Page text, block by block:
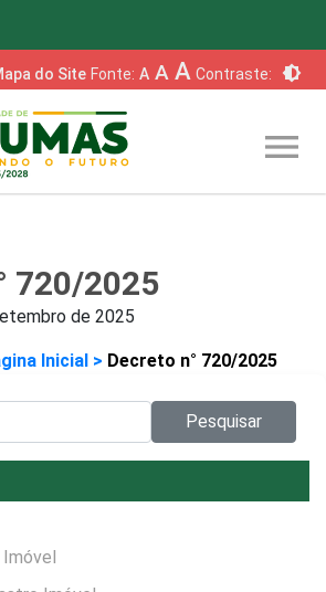
do Site Fonte: A A A Contraste: brightness_6
menu
720/2025
de 2025
Inicial > Decreto n° 720/2025
Pesquisar
Imóvel